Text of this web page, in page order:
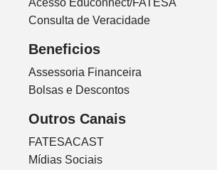
Acesso Educonnect/FATESA
Consulta de Veracidade
Beneficios
Assessoria Financeira
Bolsas e Descontos
Outros Canais
FATESACAST
Mídias Sociais